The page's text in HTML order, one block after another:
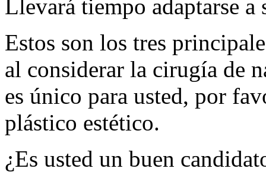
Llevará tiempo adaptarse a
Estos son los tres
al considerar la cirugía de
es único para usted, por
plástico estético.
¿Es usted un buen